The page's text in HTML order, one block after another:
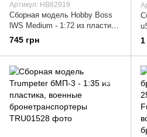
Артикул: HB82919
Сборная модель Hobby Boss
lWS Medium - 1:72 из пластика,
военные бронетранспортеры
745 грн 1